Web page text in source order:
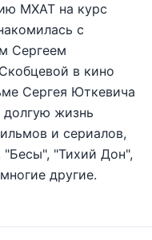
МХАТ на курс
с
Сергеем
в кино
Сергея Юткевича
долгую жизнь
и сериалов,
"Тихий Дон",
другие.